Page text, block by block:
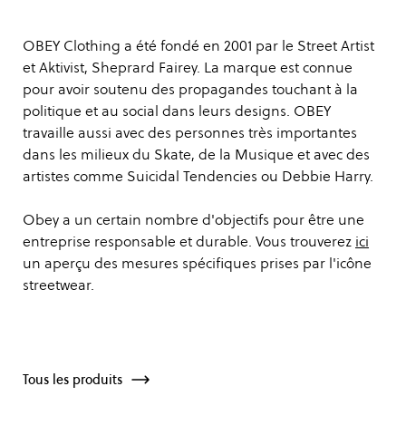
OBEY Clothing a été fondé en 2001 par le Street Artist
et Aktivist, Sheprard Fairey. La marque est connue
pour avoir soutenu des propagandes touchant à la
politique et au social dans leurs designs. OBEY
travaille aussi avec des personnes très importantes
dans les milieux du Skate, de la Musique et avec des
artistes comme Suicidal Tendencies ou Debbie Harry.
Obey a un certain nombre d'objectifs pour être une
entreprise responsable et durable. Vous trouverez ici
un aperçu des mesures spécifiques prises par l'icône
streetwear.
Tous les produits